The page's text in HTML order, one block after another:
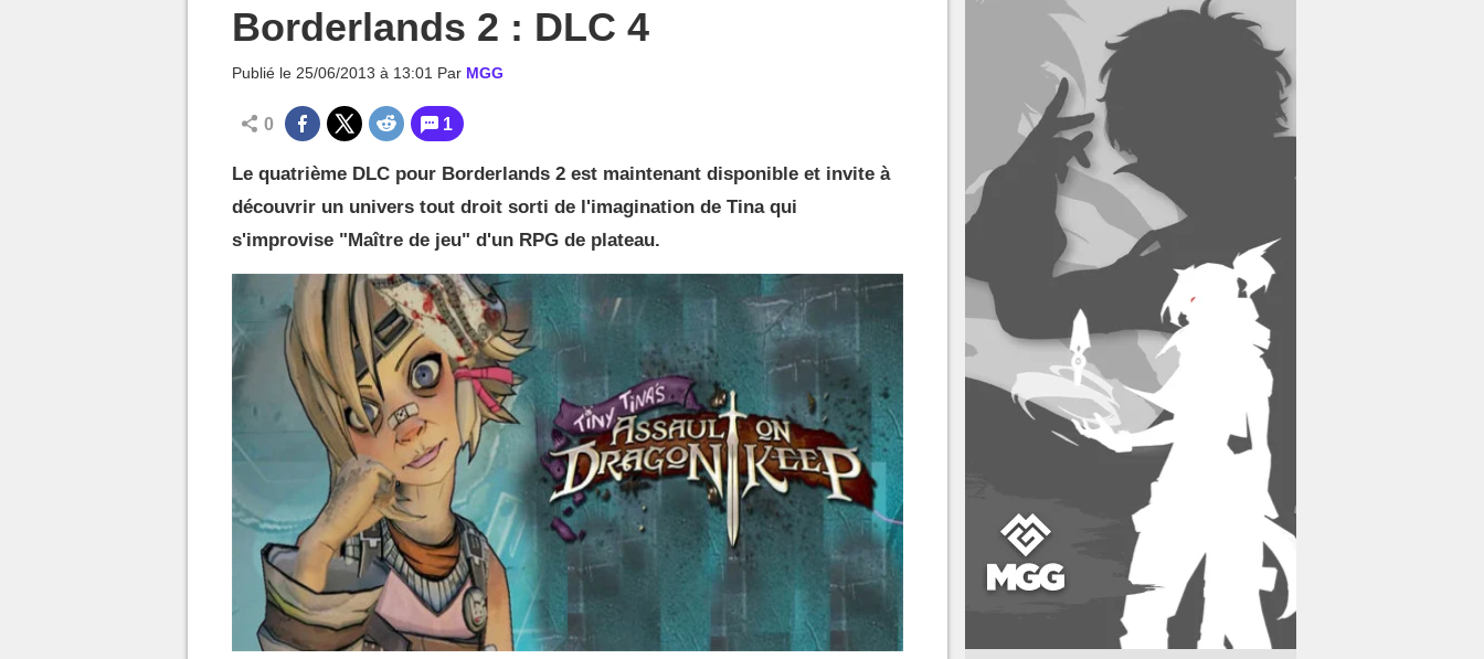
Borderlands 2 : DLC 4
Publié le 25/06/2013 à 13:01 Par MGG
0 1
Le quatrième DLC pour Borderlands 2 est maintenant disponible et invite à
découvrir un univers tout droit sorti de l'imagination de Tina qui
s'improvise "Maître de jeu" d'un RPG de plateau.